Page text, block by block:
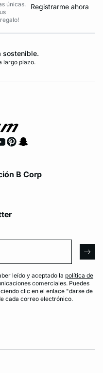
únicas.
Registrarme ahora
sostenible.
largo plazo.
B Corp
leído y aceptado la política de
comerciales. Puedes
clic en el enlace "darse de
cada correo electrónico.